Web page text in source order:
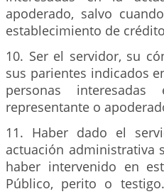
apoderado, salvo
establecimiento de
10. Ser el servidor, su
sus parientes indicados
personas
representante o
11. Haber dado el
actuación administrativa
haber intervenido en
Público, perito o